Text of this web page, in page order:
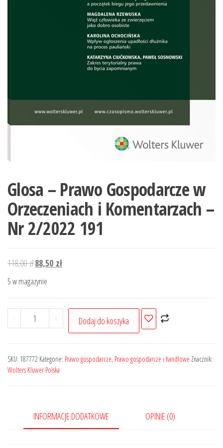
Glosa – Prawo Gospodarcze w
Orzeczeniach i Komentarzach –
Nr 2/2022 191
118,00złPierwotna
cena
wynosiła:
88,50 złAktualna
5 w magazynie
-
ilość
Glosa
Prawo
Gospodarcze
Komentarzach
+ Dodaj do koszyka
SKU: 187772 Kategorie: Prawo gospodarcze, Prawo gospodarcze i handlowe Znacznik:
Wolters Kluwer Polska
INFORMACJE DODATKOWE OPINIE (0)